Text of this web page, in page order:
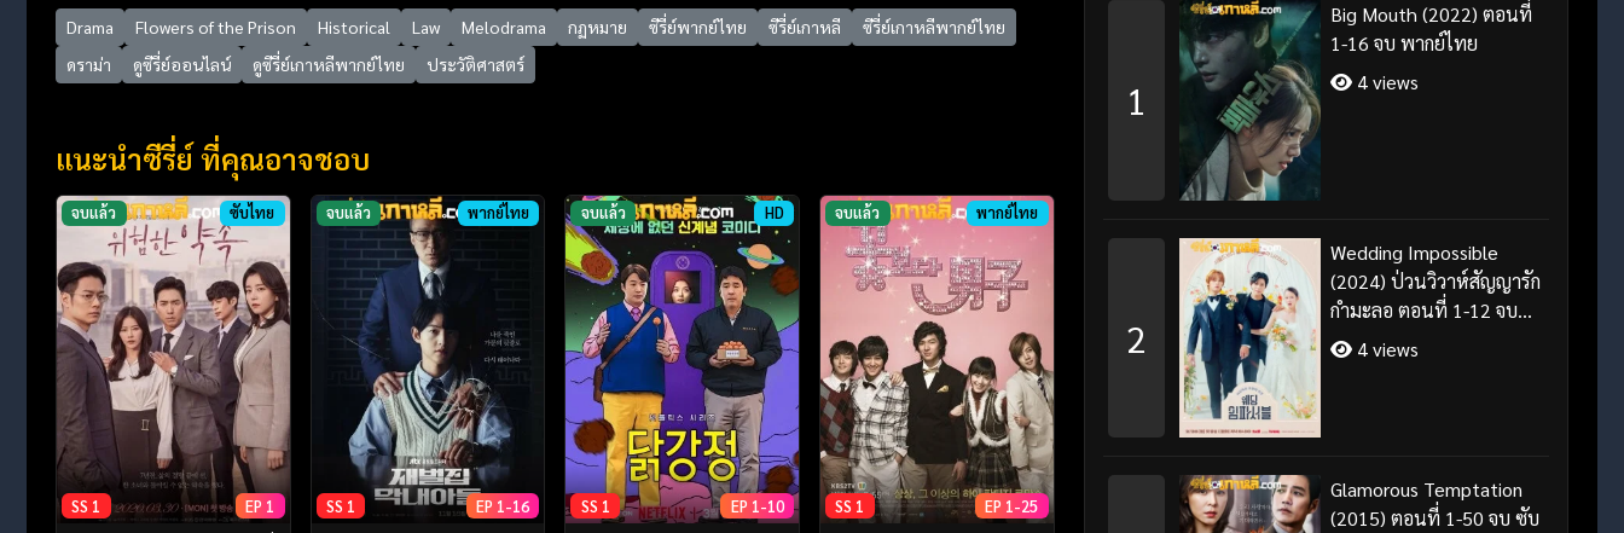
Drama Flowers of the Prison Historical Law Melodrama กฏหมาย ซีรี่ย์พากย์ไทย ซีรี่ย์เกาหลี
ซีรี่ย์เกาหลีพากย์ไทย
ดราม่า
ดูซีรี่ย์ออนไลน์ ดูซีรี่ย์เกาหลีพากย์ไทย ประวัติศาสตร์
แนะนำซีรี่ย์ ที่คุณอาจชอบ
จบแล้ว ซับไทย
SS 1 EP 1
จบแล้ว พากย์ไทย
SS 1 EP 1-16
จบแล้ว HD
SS 1 EP 1-10
จบแล้ว พากย์ไทย
SS 1 EP 1-25
1
Big Mouth (2022) ตอนที่
1-16 จบ พากย์ไทย
4 views
2
Wedding Impossible
(2024) ป่วนวิวาห์สัญญารัก
กำมะลอ ตอนที่ 1-12 จบ
พากย์ไทย/ซับไทย
4 views
Glamorous Temptation
(2015) ตอนที่ 1-50 จบ ซับ